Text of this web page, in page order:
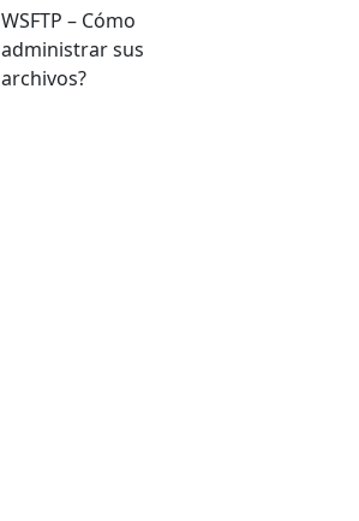
WSFTP – Cómo
administrar sus
archivos?